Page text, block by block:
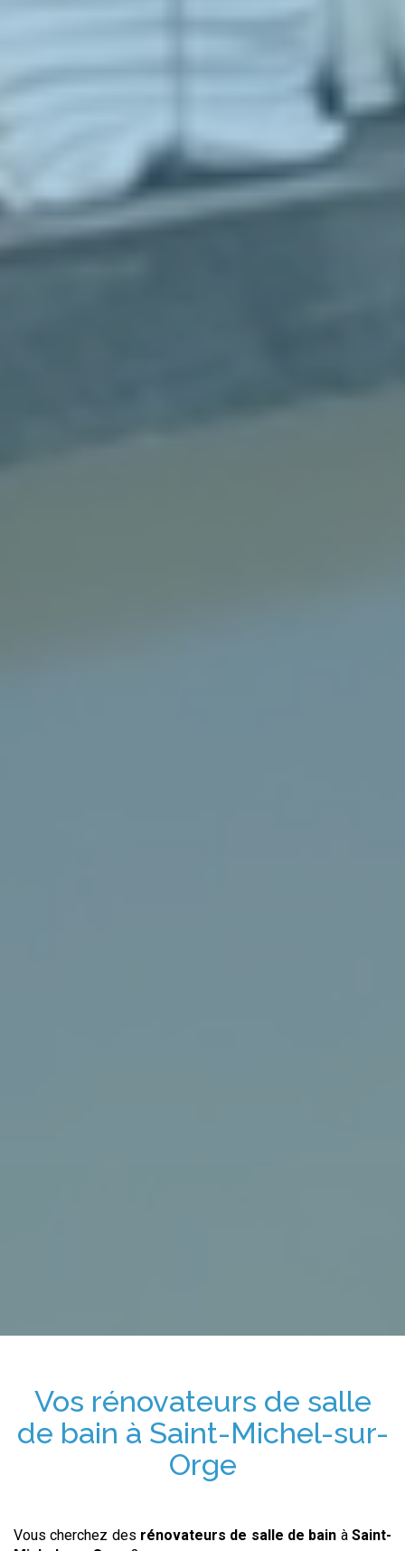
Vos rénovateurs de salle
de bain à Saint-Michel-sur-
Orge
Vous cherchez des rénovateurs de salle de bain àSaint-